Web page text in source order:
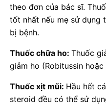
theo đơn của bác sĩ.
tốt nhất nếu mẹ sử dụng
bị bệnh.
Thuốc chữa ho: Thuốc
giảm ho (Robitussin
Thuốc xịt mũi: Hầu hết
steroid đều có thể sử